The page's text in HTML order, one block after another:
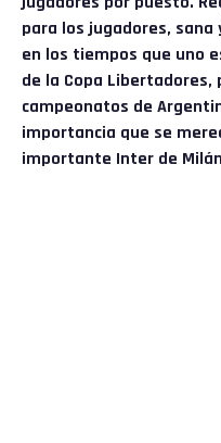
para los jugadores,
en los tiempos que uno
de la Copa Libertadores,
campeonatos de
importancia que se
importante Inter de